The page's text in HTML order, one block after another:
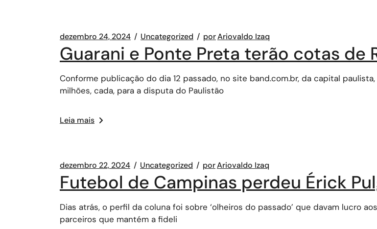
dezembro 24, 2024 Uncategorized porAriovaldo Izaq
Guarani e Ponte Preta terão cotas de
Conforme publicação do dia 12 passado, no site band.com.br, da capital
milhões, cada, para a disputa do Paulistão
Leia mais
dezembro 22, 2024 Uncategorized porAriovaldo Izaq
Futebol de Campinas perdeu Érick
Dias atrás, o perfil da coluna foi sobre ‘olheiros do passado’ que davam lucro
parceiros que mantém a fideli